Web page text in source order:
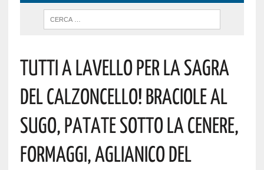
Tutti A Lavello Per La Sagra
Del Calzoncello! Braciole Al
Sugo, Patate Sotto La Cenere,
Formaggi, Aglianico Del